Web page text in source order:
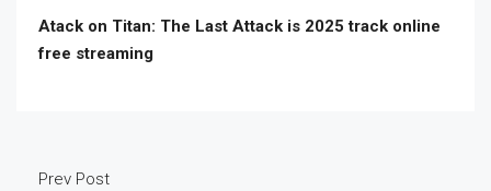
Atack on Titan: The Last Attack is 2025 track online
free streaming
Prev Post